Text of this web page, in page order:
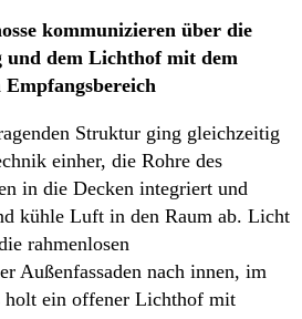
kommunizieren über die
und dem Lichthof mit dem
Empfangsbereich
Struktur ging gleichzeitig
einher, die Rohre des
in die Decken integriert und
kühle Luft in den Raum ab. Licht
rahmenlosen
Außenfassaden nach innen, im
holt ein offener Lichthof mit